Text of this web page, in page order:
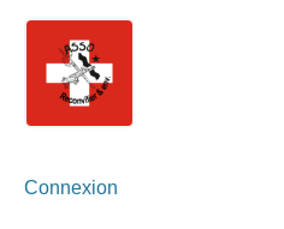
Connexion